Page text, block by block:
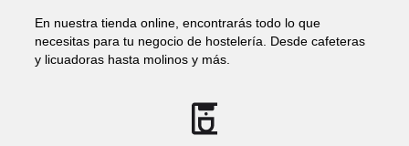
En nuestra tienda online, encontrarás todo lo que
necesitas para tu negocio de hostelería. Desde cafeteras
y licuadoras hasta molinos y más.